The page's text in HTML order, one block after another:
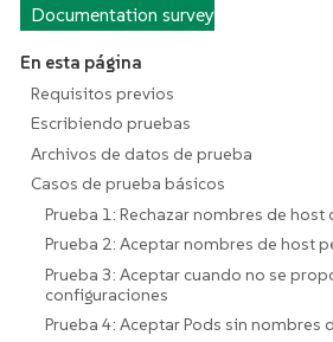
Documentation survey
En esta página
Requisitos previos
Escribiendo pruebas
Archivos de datos de prueba
Casos de prueba básicos
Prueba 1: Rechazar nombres de host
Prueba 2: Aceptar nombres de host
Prueba 3: Aceptar cuando no se
configuraciones
Prueba 4: Aceptar Pods sin nombres